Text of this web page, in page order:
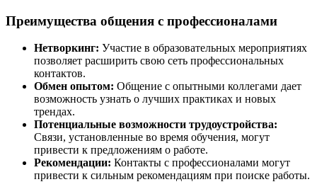
Преимущества общения с профессионалами
Нетворкинг: Участие в образовательных мероприятиях
позволяет расширить свою сеть профессиональных
контактов.
Обмен опытом: Общение с опытными коллегами дает
возможность узнать о лучших практиках и новых
трендах.
Потенциальные возможности трудоустройства:
Связи, установленные во время обучения, могут
привести к предложениям о работе.
Рекомендации: Контакты с профессионалами могут
привести к сильным рекомендациям при поиске работы.